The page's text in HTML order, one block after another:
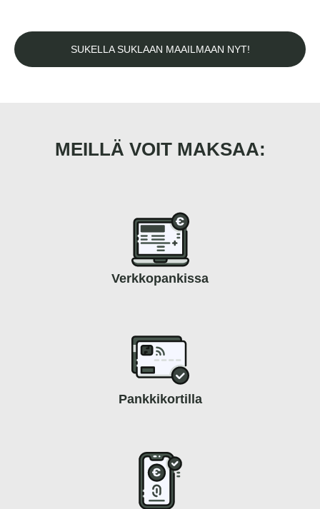
SUKELLA SUKLAAN MAAILMAAN NYT!
MEILLÄ VOIT MAKSAA:
Verkkopankissa
Pankkikortilla